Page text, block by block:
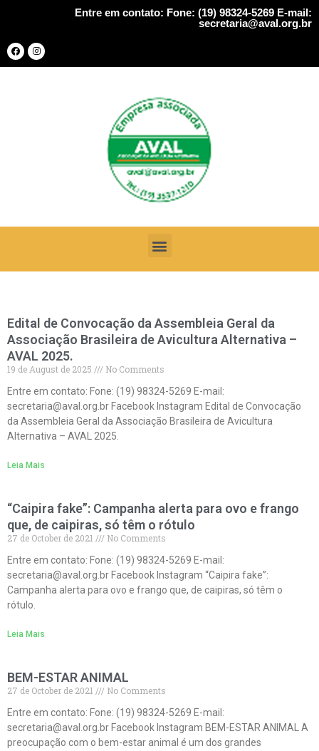
Entre em contato: Fone: (19) 98324-5269 E-mail:
secretaria@aval.org.br
Edital de Convocação da Assembleia Geral da
Associação Brasileira de Avicultura Alternativa –
AVAL 2025.
19 de August de 2025
No Comments
Entre em contato: Fone: (19) 98324-5269 E-mail:
secretaria@aval.org.br Facebook Instagram Edital de Convocação
da Assembleia Geral da Associação Brasileira de Avicultura
Alternativa – AVAL 2025.
Leia Mais
“Caipira fake”: Campanha alerta para ovo e frango
que, de caipiras, só têm o rótulo
27 de October de 2021
No Comments
Entre em contato: Fone: (19) 98324-5269 E-mail:
secretaria@aval.org.br Facebook Instagram “Caipira fake”:
Campanha alerta para ovo e frango que, de caipiras, só têm o
rótulo.
Leia Mais
BEM-ESTAR ANIMAL
27 de October de 2021
No Comments
Entre em contato: Fone: (19) 98324-5269 E-mail:
secretaria@aval.org.br Facebook Instagram BEM-ESTAR ANIMAL A
preocupação com o bem-estar animal é um dos grandes